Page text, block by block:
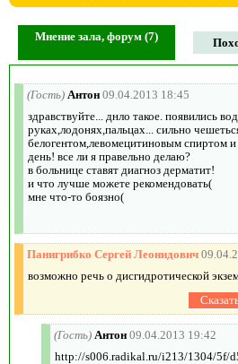
Мнение зала, форум (7)
(Гость) Антон 09.04.2013 18:45
здравствуйте... днло такое. появились
руках,лодонях,пальцах... сильно
белогентом,левомецитиновым спиртом
день! все ли я правельно делаю?
в больнице ставят диагноз дерматит!
и что лучше можете рекомендовать(
мне что-то боязно(
Панигрибко Сергей Леонидович
возможно речь о дисгидротической
(Гость) Антон 09.04.2013 19:42
http://s006.radikal.ru/i213/1304/5f/